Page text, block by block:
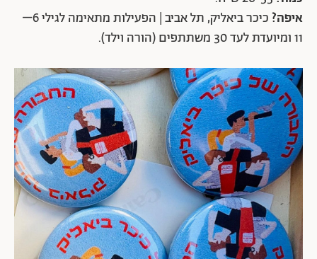
איפה?
כיכר ביאליק, תל אביב | הפעילות מתאימה לגילי 6–
11 ומיועדת לעד 30 משתתפים (הורה וילד).